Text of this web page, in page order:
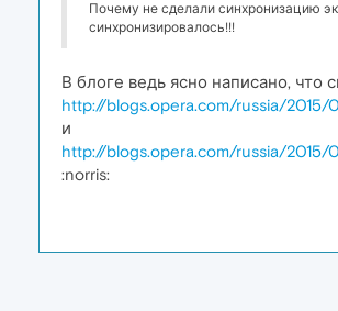
Почему не сделали синхронизацию
синхронизировалось!!!
В блоге ведь ясно написано, что
http://blogs.opera.com/russia/
и
http://blogs.opera.com/russia/
:norris: